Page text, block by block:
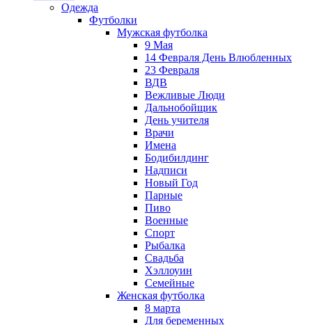
Одежда
Футболки
Мужская футболка
9 Мая
14 Февраля День Влюбленных
23 Февраля
ВДВ
Вежливые Люди
Дальнобойщик
День учителя
Врачи
Имена
Бодибилдинг
Надписи
Новый Год
Парные
Пиво
Военные
Спорт
Рыбалка
Свадьба
Хэллоуин
Семейные
Женская футболка
8 марта
Для беременных